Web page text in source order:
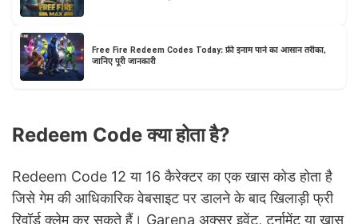
Free Fire Redeem Codes Today: फ्री इनाम पाने का आसान तरीका,
जानिए पूरी जानकारी
Redeem Code क्या होता है?
Redeem Code 12 या 16 कैरेक्टर का एक खास कोड होता है
जिसे गेम की आधिकारिक वेबसाइट पर डालने के बाद खिलाड़ी फ्री
रिवॉर्ड क्लेम कर सकते हैं। Garena अक्सर इवेंट, टूर्नामेंट या खास